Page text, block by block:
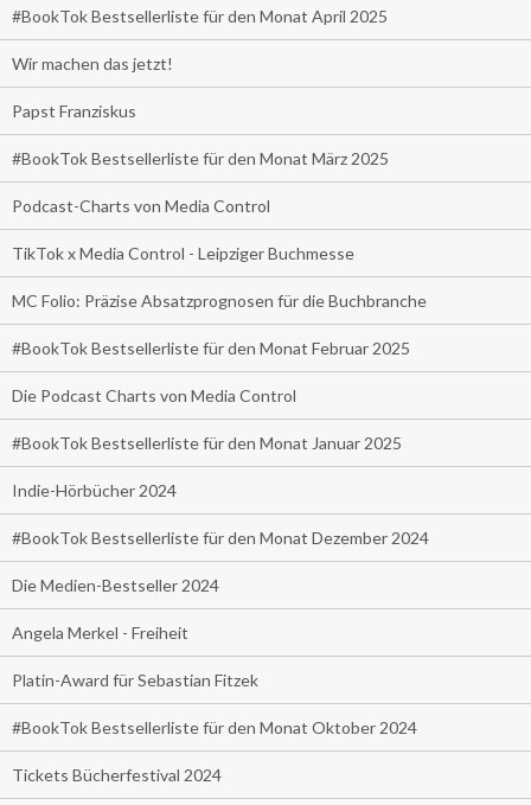
#BookTok Bestsellerliste für den Monat April 2025
Wir machen das jetzt!
Papst Franziskus
#BookTok Bestsellerliste für den Monat März 2025
Podcast-Charts von Media Control
TikTok x Media Control - Leipziger Buchmesse
MC Folio: Präzise Absatzprognosen für die Buchbranche
#BookTok Bestsellerliste für den Monat Februar 2025
Die Podcast Charts von Media Control
#BookTok Bestsellerliste für den Monat Januar 2025
Indie-Hörbücher 2024
#BookTok Bestsellerliste für den Monat Dezember 2024
Die Medien-Bestseller 2024
Angela Merkel - Freiheit
Platin-Award für Sebastian Fitzek
#BookTok Bestsellerliste für den Monat Oktober 2024
Tickets Bücherfestival 2024